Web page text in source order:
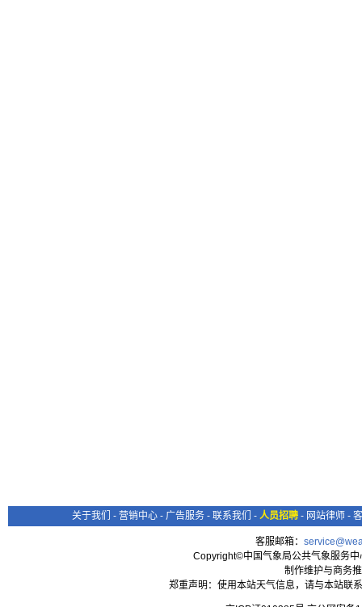
关于我们 - 营销中心 - 广告服务 - 联系我们 - 人员招聘 - 网站律师 -
客服邮箱：
Copyright©中国气象局公共气象服务
制作维护与商务
郑重声明：使用本站天气信息，请与本站联